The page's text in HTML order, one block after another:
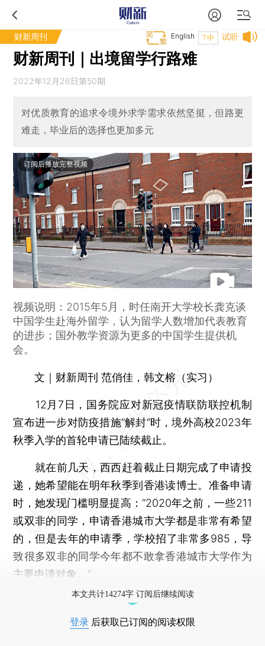
财新周刊 试听
T中
English
财新周刊｜出境留学行路难
2022年12月26日第50期
对优质教育的追求令境外求学需求依然坚挺，但路更
难走，毕业后的选择也更加多元
订阅后播放完整视频
视频说明：2015年5月，时任南开大学校长龚克谈
中国学生赴海外留学，认为留学人数增加代表教育
的进步；国外教学资源为更多的中国学生提供机
会。
文｜财新周刊 范俏佳，韩文榕（实习）
12月7日，国务院应对新冠疫情联防联控机制
宣布进一步对防疫措施“解封”时，境外高校2023年
秋季入学的首轮申请已陆续截止。
就在前几天，西西赶着截止日期完成了申请投
递，她希望能在明年秋季到香港读博士。准备申请
时，她发现门槛明显提高：“2020年之前，一些211
或双非的同学，申请香港城市大学都是非常有希望
的，但是去年的申请季，学校招了非常多985，导
致很多双非的同学今年都不敢拿香港城市大学作为
主要申请对象。”
本文共计14274字 订阅后继续阅读
登录 后获取已订阅的阅读权限